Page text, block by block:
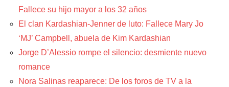
Fallece su hijo mayor a los 32 años
El clan Kardashian-Jenner de luto: Fallece Mary Jo
‘MJ’ Campbell, abuela de Kim Kardashian
Jorge D’Alessio rompe el silencio: desmiente nuevo
romance
Nora Salinas reaparece: De los foros de TV a la